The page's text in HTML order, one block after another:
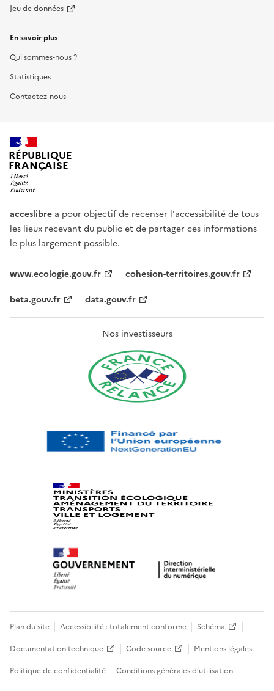
Jeu de données
En savoir plus
Qui sommes-nous ?
Statistiques
Contactez-nous
RÉPUBLIQUE
FRANÇAISE
acceslibre a pour objectif de recenser l'accessibilité de tous
les lieux recevant du public et de partager ces informations
le plus largement possible.
www.ecologie.gouv.fr
cohesion-territoires.gouv.fr
beta.gouv.fr
data.gouv.fr
Nos investisseurs
Plan du site Accessibilité : totalement conforme
Schéma
Documentation technique
Code source
Mentions légales
Politique de confidentialité
Conditions générales d’utilisation